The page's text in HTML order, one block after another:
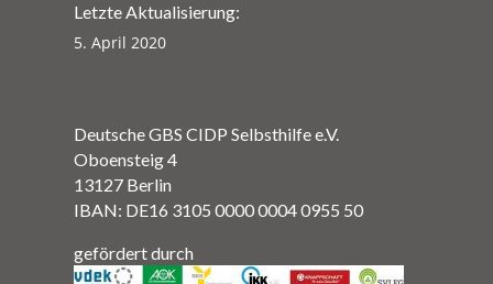
Letzte Aktualisierung:
5. April 2020
Deutsche GBS CIDP Selbsthilfe e.V.
Oboensteig 4
13127 Berlin
IBAN: DE16 3105 0000 0004 0955 50
gefördert durch